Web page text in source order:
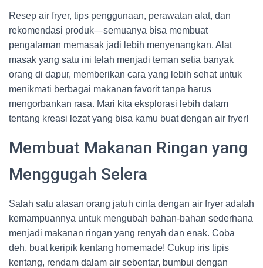
Resep air fryer, tips penggunaan, perawatan alat, dan
rekomendasi produk—semuanya bisa membuat
pengalaman memasak jadi lebih menyenangkan. Alat
masak yang satu ini telah menjadi teman setia banyak
orang di dapur, memberikan cara yang lebih sehat untuk
menikmati berbagai makanan favorit tanpa harus
mengorbankan rasa. Mari kita eksplorasi lebih dalam
tentang kreasi lezat yang bisa kamu buat dengan air fryer!
Membuat Makanan Ringan yang
Menggugah Selera
Salah satu alasan orang jatuh cinta dengan air fryer adalah
kemampuannya untuk mengubah bahan-bahan sederhana
menjadi makanan ringan yang renyah dan enak. Coba
deh, buat keripik kentang homemade! Cukup iris tipis
kentang, rendam dalam air sebentar, bumbui dengan